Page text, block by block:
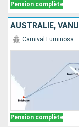
Pension complète
Pension complète
Carnival Luminosa